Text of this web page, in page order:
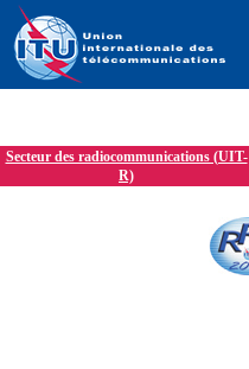
Secteur des radiocommunications (UIT-
R)